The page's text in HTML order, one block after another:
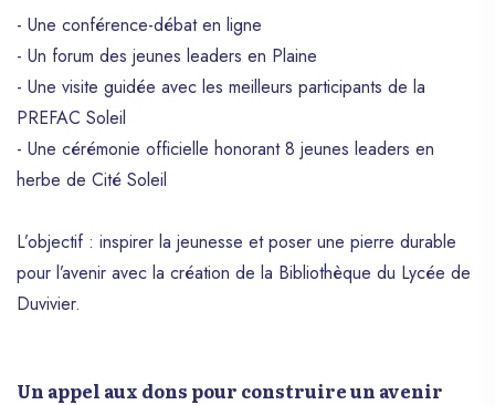
d’Afrique. Lire aussi :
https://haitiwonderland.com/haiti/personnalite/
en-seo-et-uiux-design--decouvrez-le-
developpeur-haitien-appolon-guy-alain/65
pilier essentiel pour le développement
économique de son pays, Appolon
s’engage pleinement dans ce changement.
ses lauriers. Toujours avide d’apprendre,
il se lance actuellement dans des
la réalisation de votre site internet,
- Une conférence-débat en ligne
- Un forum des jeunes leaders en Plaine
- Une visite guidée avec les meilleurs participants de la
PREFAC Soleil
- Une cérémonie officielle honorant 8 jeunes leaders en
herbe de Cité Soleil
L’objectif : inspirer la jeunesse et poser une pierre durable
pour l’avenir avec la création de la Bibliothèque du Lycée de
Duvivier.
Un appel aux dons pour construire un avenir